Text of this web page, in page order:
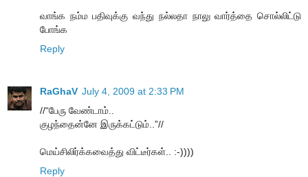
வாங்க நம்ம பதிவுக்கு வந்து நல்லதா நாலு வார்த்தை சொல்லிட்டு
போங்க
Reply
RaGhaV July 4, 2009 at 2:33 PM
//“பேரு வேண்டாம்..
குழந்தைன்னே இருக்கட்டும்..”//
மெய்சிலிர்க்கவைத்து விட்டீர்கள்.. :-))))
Reply